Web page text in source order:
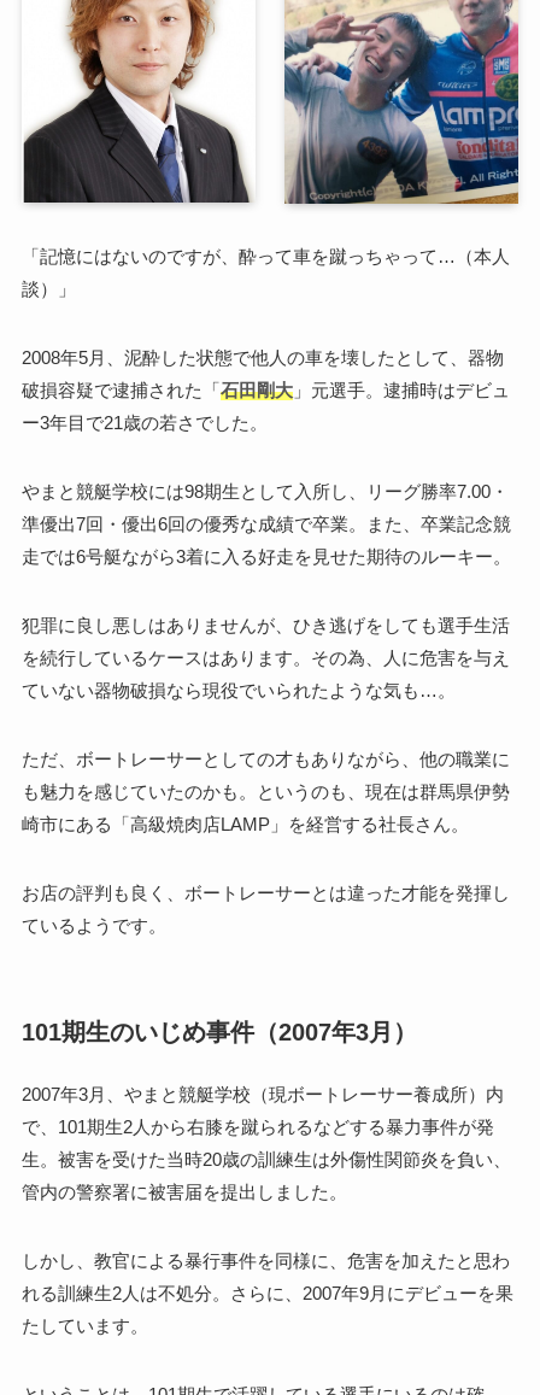
「記憶にはないのですが、酔って車を蹴っちゃって…（本人
談）」
2008年5月、泥酔した状態で他人の車を壊したとして、器物
破損容疑で逮捕された「石田剛大」元選手。逮捕時はデビュ
ー3年目で21歳の若さでした。
やまと競艇学校には98期生として入所し、リーグ勝率7.00・
準優出7回・優出6回の優秀な成績で卒業。また、卒業記念競
走では6号艇ながら3着に入る好走を見せた期待のルーキー。
犯罪に良し悪しはありませんが、ひき逃げをしても選手生活
を続行しているケースはあります。その為、人に危害を与え
ていない器物破損なら現役でいられたような気も…。
ただ、ボートレーサーとしての才もありながら、他の職業に
も魅力を感じていたのかも。というのも、現在は群馬県伊勢
崎市にある「高級焼肉店LAMP」を経営する社長さん。
お店の評判も良く、ボートレーサーとは違った才能を発揮し
ているようです。
101期生のいじめ事件（2007年3月）
2007年3月、やまと競艇学校（現ボートレーサー養成所）内
で、101期生2人から右膝を蹴られるなどする暴力事件が発
生。被害を受けた当時20歳の訓練生は外傷性関節炎を負い、
管内の警察署に被害届を提出しました。
しかし、教官による暴行事件を同様に、危害を加えたと思わ
れる訓練生2人は不処分。さらに、2007年9月にデビューを果
たしています。